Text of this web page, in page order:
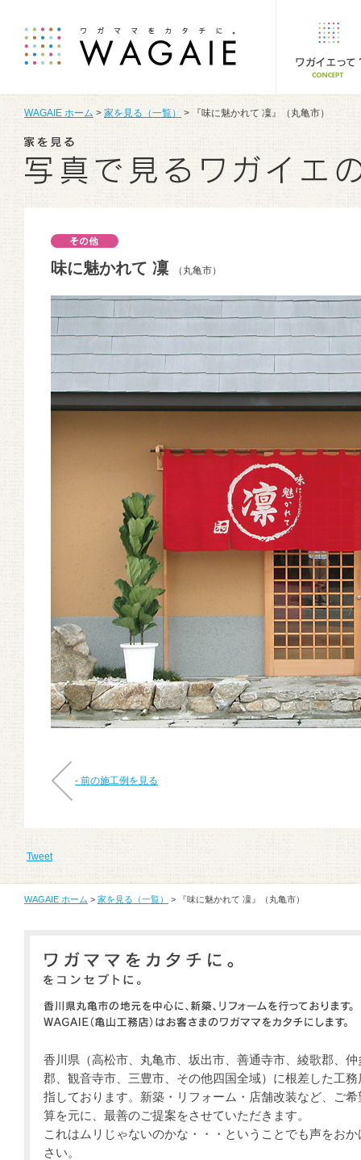
WAGAIE ホーム > 家を見る（一覧） > 『味に魅かれて 凜』（丸亀市）
味に魅かれて 凜 （丸亀市）
- 前の施工例を見る
Tweet
WAGAIE ホーム > 家を見る（一覧） > 『味に魅かれて 凜』（丸亀市）
香川県（高松市、丸亀市、坂出市、善通寺市、綾歌郡、仲
郡、観音寺市、三豊市、その他四国全域）に根差した工務
指しております。新築・リフォーム・店舗改装など、ご希
算を元に、最善のご提案をさせていただきます。
これはムリじゃないのかな・・・ということでも声をおか
さい。